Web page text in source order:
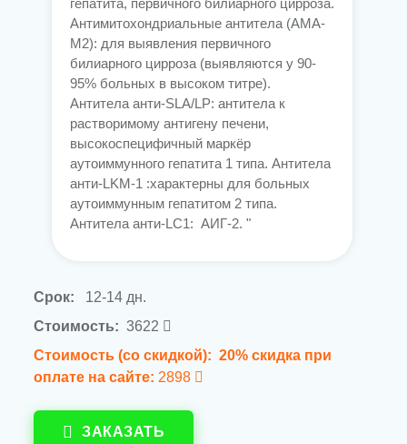
гепатита, первичного билиарного цирроза.
Aнтимитохондриальные антитела (AMA-
M2): для выявления первичного
билиарного цирроза (выявляются у 90-
95% больных в высоком титре).
Антитела анти-SLA/LP: антитела к
растворимому антигену печени,
высокоспецифичный маркёр
аутоиммунного гепатита 1 типа. Антитела
анти-LKM-1 :характерны для больных
аутоиммунным гепатитом 2 типа.
Антитела анти-LС1: АИГ-2. "
Срок:
12-14 дн.
Стоимость: 3622
Стоимость (со скидкой): 20% скидка при
оплате на сайте: 2898
ЗАКАЗАТЬ